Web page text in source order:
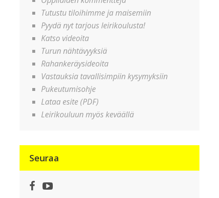
Tutustu tiloihimme ja maisemiin
Pyydä nyt tarjous leirikoulusta!
Katso videoita
Turun nähtävyyksiä
Rahankeräysideoita
Vastauksia tavallisimpiin kysymyksiin
Pukeutumisohje
Lataa esite (PDF)
Leirikouluun myös keväällä
Seuraa
Facebook
YouTube